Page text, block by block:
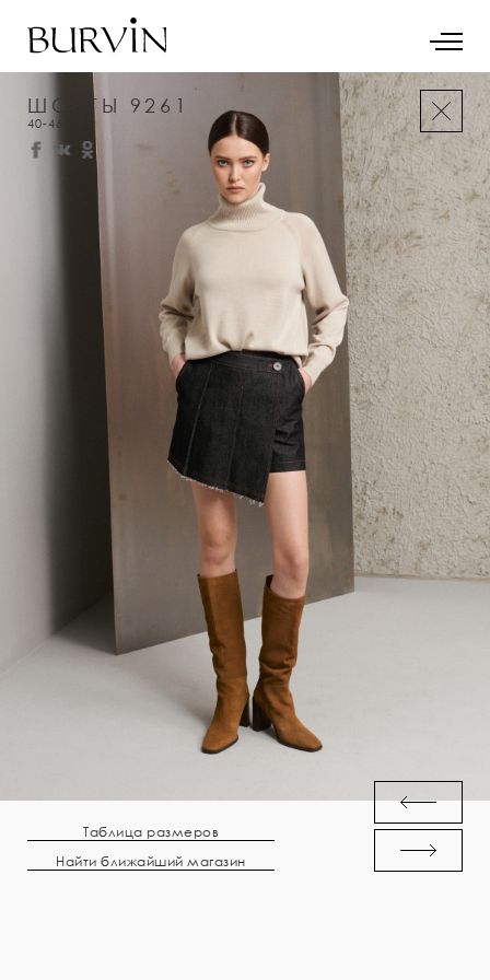
ШОРТЫ 9261
40-46
Таблица размеров
Найти ближайший магазин